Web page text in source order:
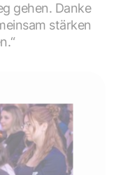
gehen. Danke
stärken